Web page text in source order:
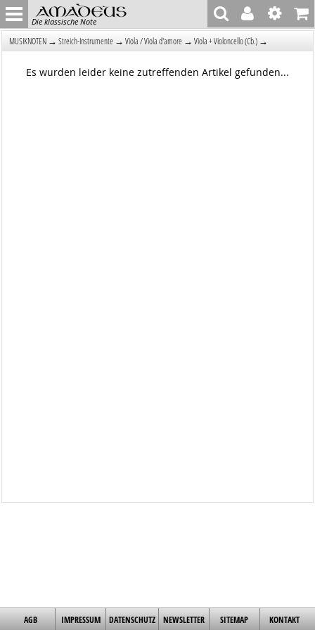
Die klassische Note
MUSIKNOTEN → Streich-Instrumente → Viola / Viola d'amore → Viola + Violoncello (Cb.) →
Es wurden leider keine zutreffenden Artikel gefunden...
AGB IMPRESSUM DATENSCHUTZ NEWSLETTER SITEMAP KONTAKT